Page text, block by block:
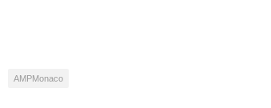
AMPMonaco